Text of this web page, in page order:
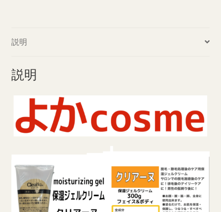
ト
リ
ア
300
点
★
保
湿
説明
説明